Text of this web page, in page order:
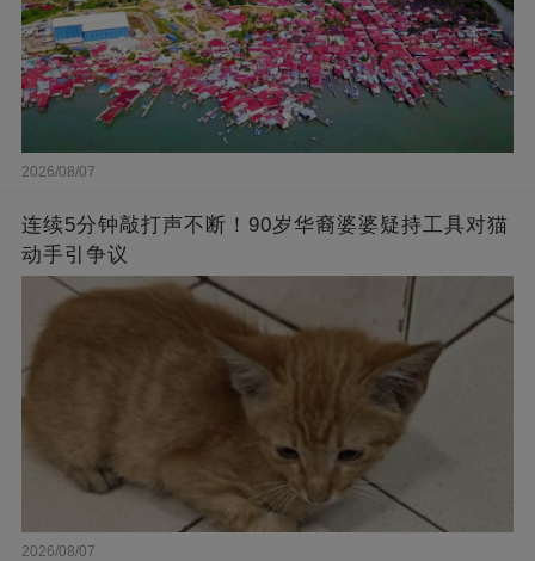
2026/08/07
连续5分钟敲打声不断！90岁华裔婆婆疑持工具对猫
动手引争议
2026/08/07